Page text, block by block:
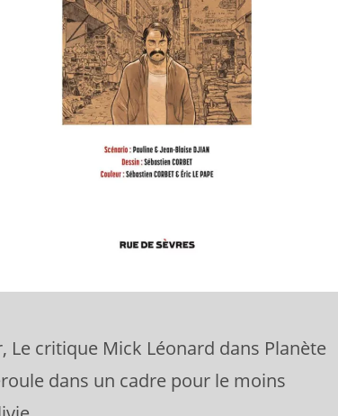
Le critique Mick Léonard dans Planète
dans un cadre pour le moins